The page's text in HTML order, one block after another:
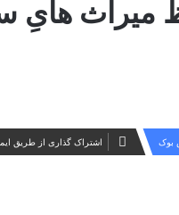
میراث هایِ
بوک اشتراک گذاری از طریق